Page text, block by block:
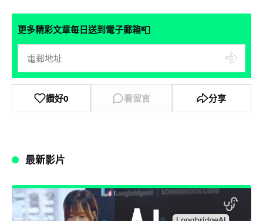
更多精彩文章每日送到電子郵箱📮
讚好0 看留言 分享
最新影片